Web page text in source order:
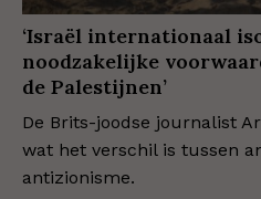
‘Israël internationaal
noodzakelijke
de Palestijnen’
De Brits-joodse journalist
wat het verschil is tussen
antizionisme.